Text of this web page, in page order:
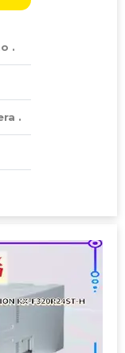
.
.